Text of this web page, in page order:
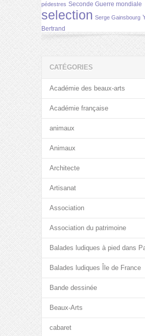
pédestres Seconde Guerre mondiale
selection Serge Gainsbourg
Bertrand
CATÉGORIES
Académie des beaux-arts
Académie française
animaux
Animaux
Architecte
Artisanat
Association
Association du patrimoine
Balades ludiques à pied dans
Balades ludiques Île de France
Bande dessinée
Beaux-Arts
cabaret